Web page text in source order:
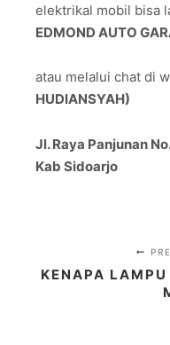
elektrikal mobil bisa
EDMOND AUTO
atau melalui chat di
HUDIANSYAH)
Jl. Raya Panjunan
Kab Sidoarjo
KENAPA